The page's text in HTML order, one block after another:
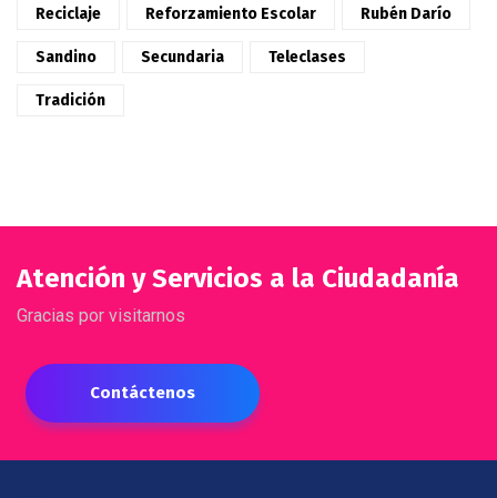
Reciclaje Reforzamiento Escolar Rubén Darío
Sandino Secundaria Teleclases
Tradición
Atención y Servicios a la Ciudadanía
Gracias por visitarnos
Contáctenos